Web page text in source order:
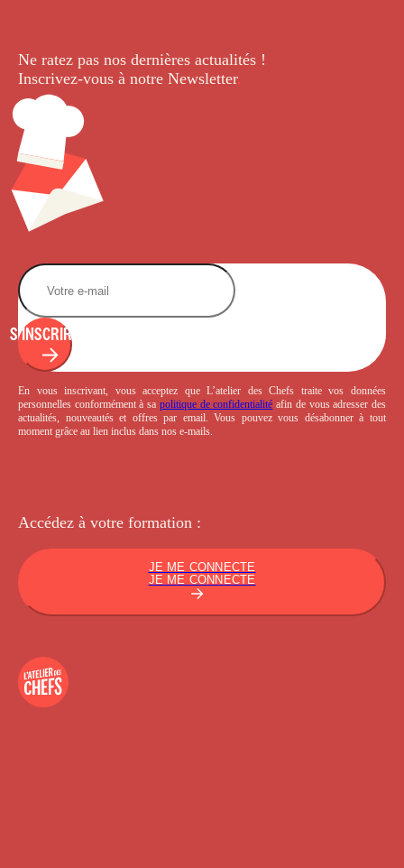
Ne ratez pas nos dernières actualités !
Inscrivez-vous à notre Newsletter.
S'INSCRIRE
En vous inscrivant, vous acceptez que L’atelier des Chefs traite vos données
personnelles conformément à sa politique de confidentialité afin de vous adresser des
actualités, nouveautés et offres par email. Vous pouvez vous désabonner à tout
moment grâce au lien inclus dans nos e-mails.
Accédez à votre formation :
JE ME CONNECTE
JE ME CONNECTE